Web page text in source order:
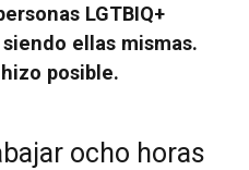
LGTBIQ+
ellas mismas.
posible.
ocho horas